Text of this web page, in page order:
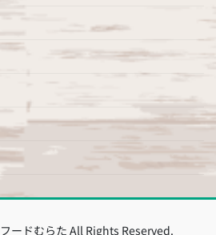
ードむらた All Rights Reserved.